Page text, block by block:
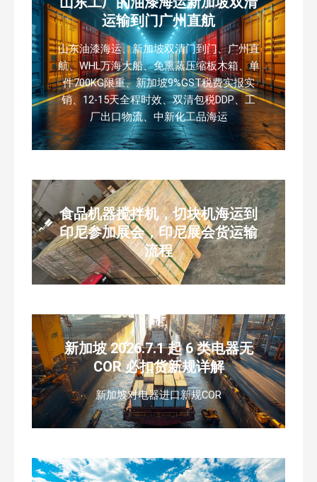
运输到门广州直航
山东油漆海运、新加坡双清门到门、广州直
航、WHL万海大船、免熏蒸压缩板木箱、单
件700KG限重、新加坡9%GST税费实报实
销、12-15天全程时效、双清包税DDP、工
厂出口物流、中新化工品海运
食品机器搅拌机，切块机海运到
印尼参加展会，印尼展会货运输
流程
新加坡 2026.7.1 起 6 类电器无
COR 必扣货新规详解
新加坡对电器进口新规COR